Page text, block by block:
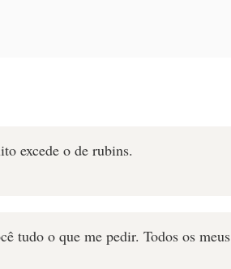
excede o de rubins.
tudo o que me pedir. Todos os meus